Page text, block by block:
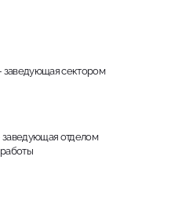
сектором
отделом